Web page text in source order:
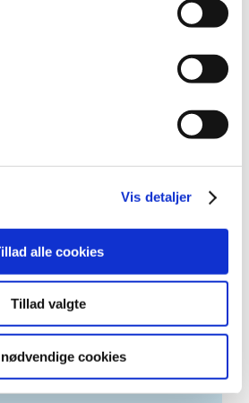
Vis detaljer
alle cookies
Tillad valgte
cookies
at få genordineret …